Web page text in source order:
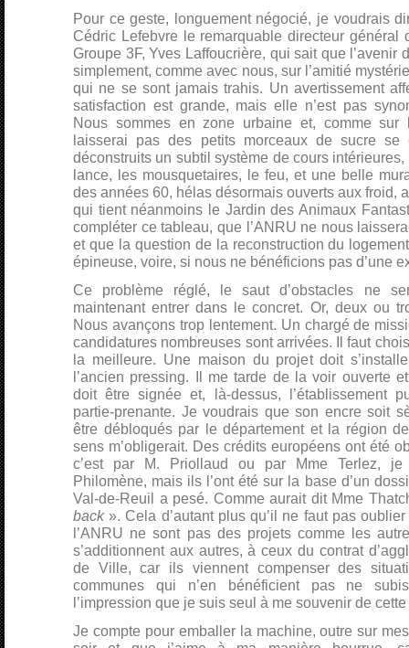
Pour ce geste, longuement négocié, je voudrais
Cédric Lefebvre le remarquable directeur général
Groupe 3F, Yves Laffoucrière, qui sait que l’avenir
simplement, comme avec nous, sur l’amitié
qui ne se sont jamais trahis. Un avertissement
satisfaction est grande, mais elle n’est pas
Nous sommes en zone urbaine et, comme
laisserai pas des petits morceaux de sucre se
déconstruits un subtil système de cours
lance, les mousquetaires, le feu, et une belle
des années 60, hélas désormais ouverts aux froid,
qui tient néanmoins le Jardin des Animaux
compléter ce tableau, que l’ANRU ne nous
et que la question de la reconstruction du
épineuse, voire, si nous ne bénéficions pas d’une
Ce problème réglé, le saut d’obstacles ne
maintenant entrer dans le concret. Or, deux ou
Nous avançons trop lentement. Un chargé de
candidatures nombreuses sont arrivées. Il faut
la meilleure. Une maison du projet doit
l’ancien pressing. Il me tarde de la voir ouverte
doit être signée et, là-dessus, l’établissement
partie-prenante. Je voudrais que son encre soit
être débloqués par le département et la région
sens m’obligerait. Des crédits européens ont été
c’est par M. Priollaud ou par Mme Terlez, je
Philomène, mais ils l’ont été sur la base d’un
Val-de-Reuil a pesé. Comme aurait dit Mme
back». Cela d’autant plus qu’il ne faut pas
l’ANRU ne sont pas des projets comme les
s’additionnent aux autres, à ceux du contrat
de Ville, car ils viennent compenser des
communes qui n’en bénéficient pas ne
l’impression que je suis seul à me souvenir de
Je compte pour emballer la machine, outre sur